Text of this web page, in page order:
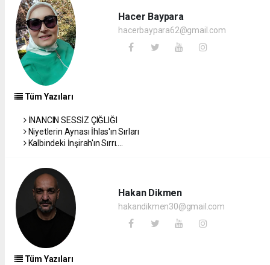
Hacer Baypara
hacerbaypara62@gmail.com
Tüm Yazıları
İNANCIN SESSİZ ÇIĞLIĞI
Niyetlerin Aynası İhlas'ın Sırları
Kalbindeki İnşirah'ın Sırrı....
Hakan Dikmen
hakandikmen30@gmail.com
Tüm Yazıları